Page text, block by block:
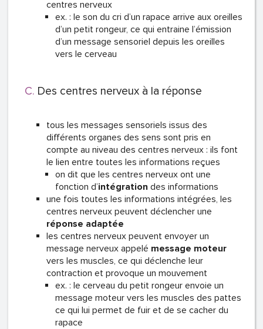
centres nerveux
ex. : le son du cri d’un rapace arrive aux oreilles
d’un petit rongeur, ce qui entraine l’émission
d’un message sensoriel depuis les oreilles
vers le cerveau
Des centres nerveux à la réponse
tous les messages sensoriels issus des
différents organes des sens sont pris en
compte au niveau des centres nerveux : ils font
le lien entre toutes les informations reçues
on dit que les centres nerveux ont une
fonction d’intégration des informations
une fois toutes les informations intégrées, les
centres nerveux peuvent déclencher une
réponse adaptée
les centres nerveux peuvent envoyer un
message nerveux appelé message moteur
vers les muscles, ce qui déclenche leur
contraction et provoque un mouvement
ex. : le cerveau du petit rongeur envoie un
message moteur vers les muscles des pattes
ce qui lui permet de fuir et de se cacher du
rapace